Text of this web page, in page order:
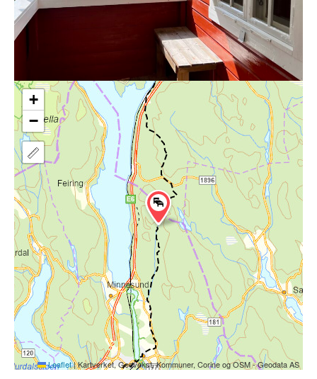
+
−
Leaflet|Kartverket, Geovekst, Kommuner, Corine og OSM - Geodata AS